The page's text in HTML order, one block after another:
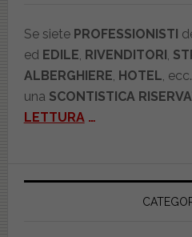
Se siete PROFESSIONISTI
ed EDILE RIVENDITORI
ALBERGHIERE HOTEL ,
una SCONTISTICA
LETTURA …